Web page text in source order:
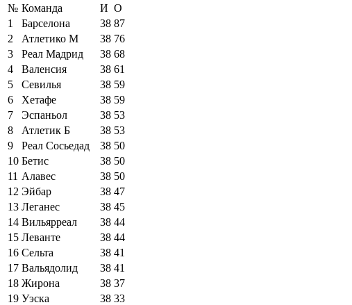
№ Команда И О
1
Барселона 38 87
2
Атлетико М 38 76
3
Реал Мадрид 38 68
4
Валенсия 38 61
5
Севилья 38 59
6
Хетафе 38 59
7
Эспаньол 38 53
8
Атлетик Б 38 53
9
Реал Сосьедад 38 50
10 Бетис 38 50
11 Алавес 38 50
12 Эйбар 38 47
13 Леганес 38 45
14 Вильярреал 38 44
15 Леванте 38 44
16 Сельта 38 41
17 Вальядолид 38 41
18 Жирона 38 37
19 Уэска 38 33